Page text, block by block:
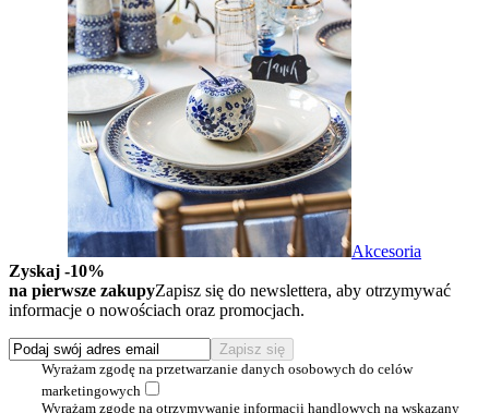
Akcesoria
Zyskaj -10%
na pierwsze zakupyZapisz się do newslettera, aby otrzymywać
informacje o nowościach oraz promocjach.
Wyrażam zgodę na przetwarzanie danych osobowych do celów
marketingowych
Wyrażam zgodę na otrzymywanie informacji handlowych na wskazany